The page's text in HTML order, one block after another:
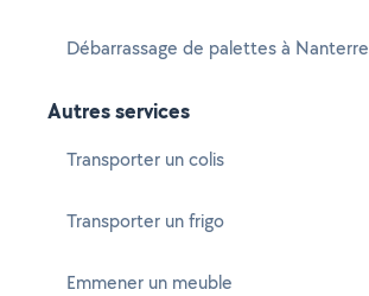
Débarrassage de palettes à Nanterre
Autres services
Transporter un colis
Transporter un frigo
Emmener un meuble